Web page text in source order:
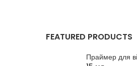
FEATURED PRODUCTS
Праймер для